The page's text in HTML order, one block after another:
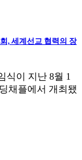
, 세계선교 협력의 장
식이 지난 8월 1
채플에서 개최됐